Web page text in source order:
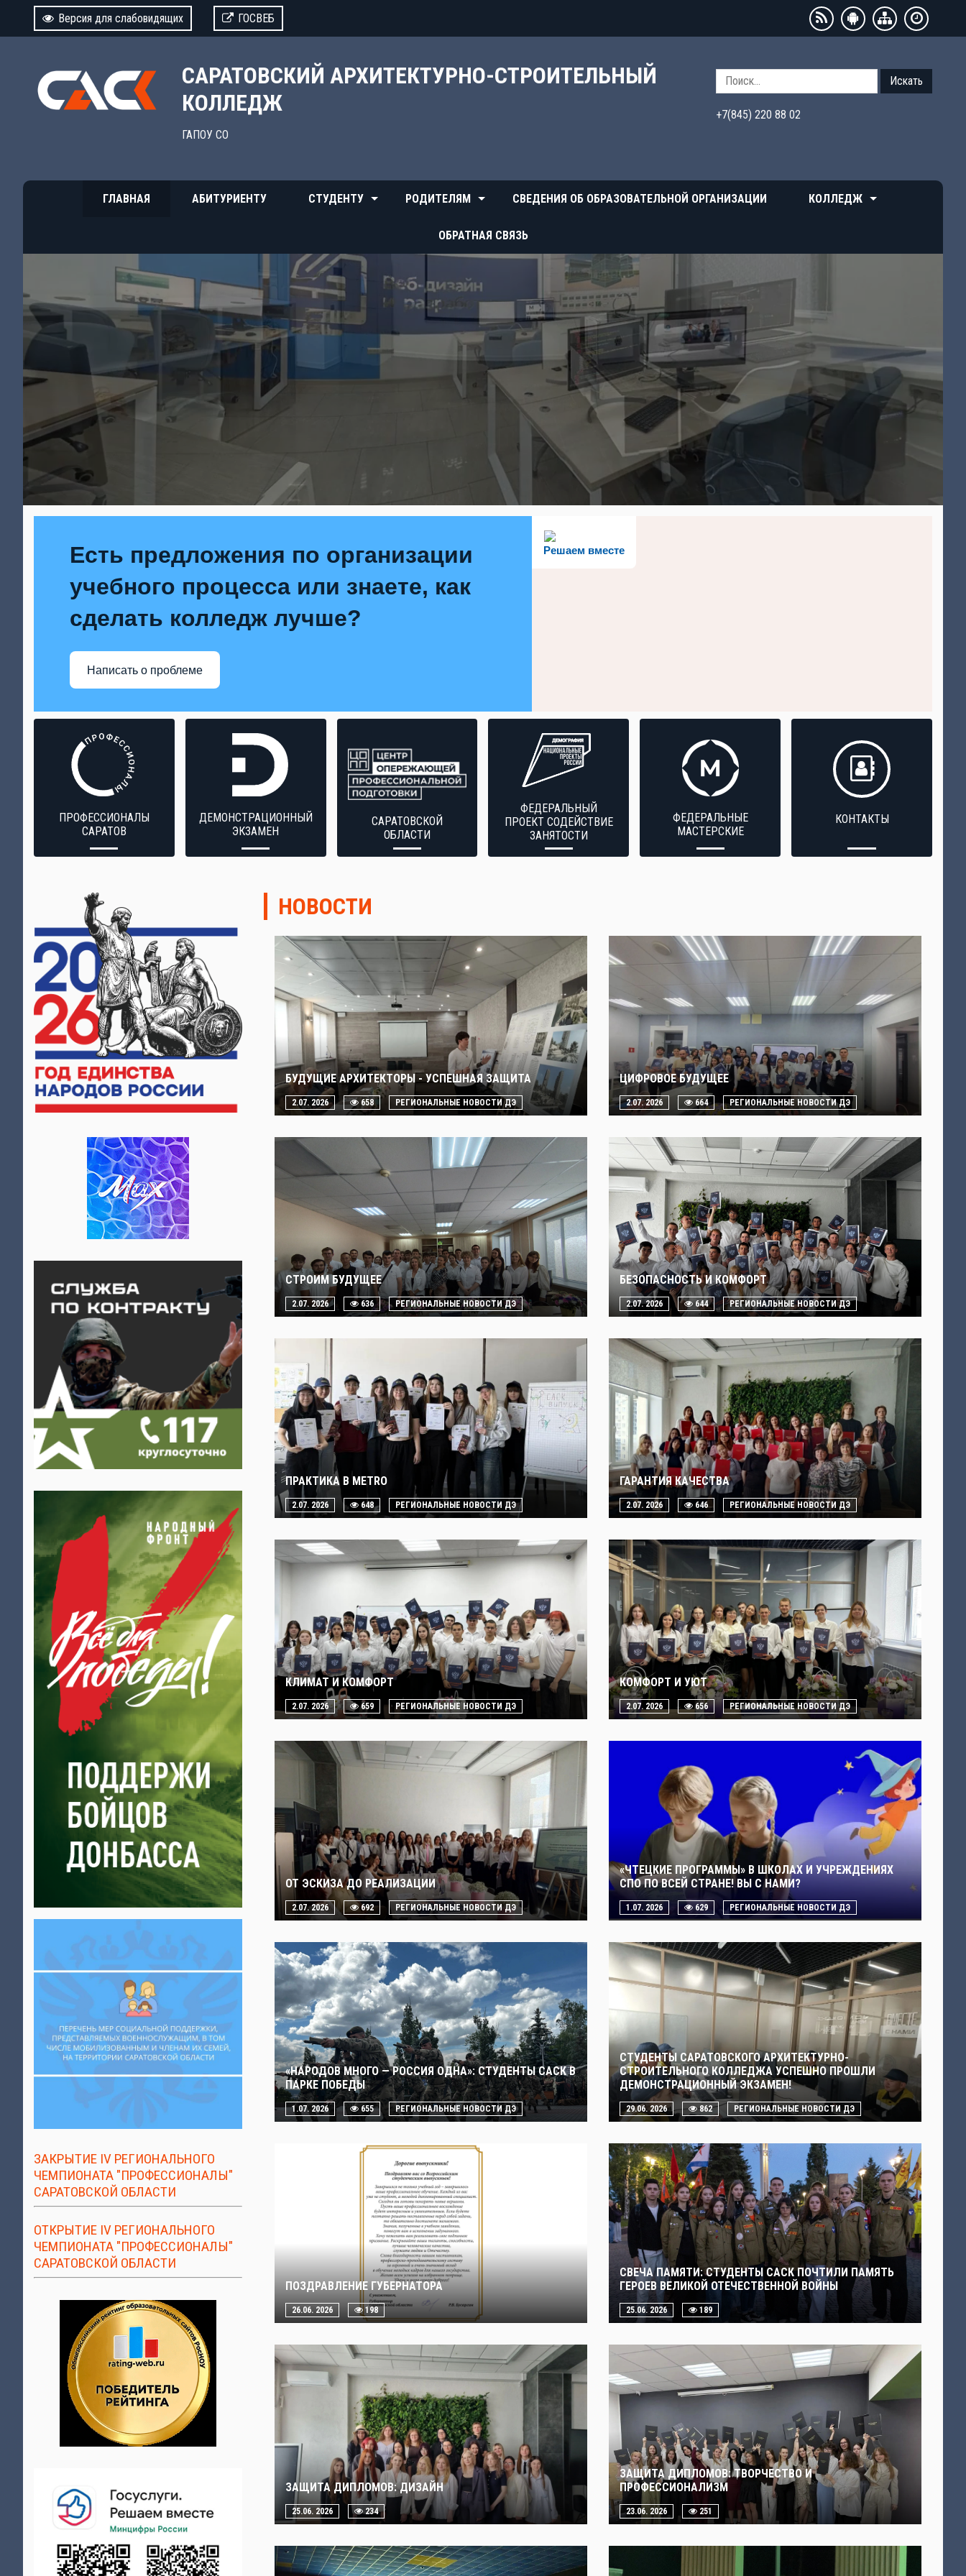
Версия для слабовидящих ГОСВЕБ
САРАТОВСКИЙ АРХИТЕКТУРНО-СТРОИТЕЛЬНЫЙ
КОЛЛЕДЖ
ГАПОУ СО
Искать
+7(845) 220 88 02
ГЛАВНАЯ АБИТУРИЕНТУ СТУДЕНТУ РОДИТЕЛЯМ СВЕДЕНИЯ ОБ ОБРАЗОВАТЕЛЬНОЙ ОРГАНИЗАЦИИ КОЛЛЕДЖ
ОБРАТНАЯ СВЯЗЬ
Решаем вместе
Есть предложения по организации
учебного процесса или знаете, как
сделать колледж лучше?
Написать о проблеме
ПРОФЕССИОНАЛЫ
САРАТОВ
ДЕМОНСТРАЦИОННЫЙ
ЭКЗАМЕН
САРАТОВСКОЙ
ОБЛАСТИ
ФЕДЕРАЛЬНЫЙ
ПРОЕКТ СОДЕЙСТВИЕ
ЗАНЯТОСТИ
ФЕДЕРАЛЬНЫЕ
МАСТЕРСКИЕ
КОНТАКТЫ
ЗАКРЫТИЕ IV РЕГИОНАЛЬНОГО
ЧЕМПИОНАТА "ПРОФЕССИОНАЛЫ"
САРАТОВСКОЙ ОБЛАСТИ
ОТКРЫТИЕ IV РЕГИОНАЛЬНОГО
ЧЕМПИОНАТА "ПРОФЕССИОНАЛЫ"
САРАТОВСКОЙ ОБЛАСТИ
НОВОСТИ
БУДУЩИЕ АРХИТЕКТОРЫ - УСПЕШНАЯ ЗАЩИТА
2.07. 2026 658 РЕГИОНАЛЬНЫЕ НОВОСТИ ДЭ
ЦИФРОВОЕ БУДУЩЕЕ
2.07. 2026 664 РЕГИОНАЛЬНЫЕ НОВОСТИ ДЭ
СТРОИМ БУДУЩЕЕ
2.07. 2026 636 РЕГИОНАЛЬНЫЕ НОВОСТИ ДЭ
БЕЗОПАСНОСТЬ И КОМФОРТ
2.07. 2026 644 РЕГИОНАЛЬНЫЕ НОВОСТИ ДЭ
ПРАКТИКА В METRO
2.07. 2026 648 РЕГИОНАЛЬНЫЕ НОВОСТИ ДЭ
ГАРАНТИЯ КАЧЕСТВА
2.07. 2026 646 РЕГИОНАЛЬНЫЕ НОВОСТИ ДЭ
КЛИМАТ И КОМФОРТ
2.07. 2026 659 РЕГИОНАЛЬНЫЕ НОВОСТИ ДЭ
КОМФОРТ И УЮТ
2.07. 2026 656 РЕГИОНАЛЬНЫЕ НОВОСТИ ДЭ
ОТ ЭСКИЗА ДО РЕАЛИЗАЦИИ
2.07. 2026 692 РЕГИОНАЛЬНЫЕ НОВОСТИ ДЭ
«ЧТЕЦКИЕ ПРОГРАММЫ» В ШКОЛАХ И УЧРЕЖДЕНИЯХ
СПО ПО ВСЕЙ СТРАНЕ! ВЫ С НАМИ?
1.07. 2026 629 РЕГИОНАЛЬНЫЕ НОВОСТИ ДЭ
«НАРОДОВ МНОГО — РОССИЯ ОДНА»: СТУДЕНТЫ САСК В
ПАРКЕ ПОБЕДЫ
1.07. 2026 655 РЕГИОНАЛЬНЫЕ НОВОСТИ ДЭ
СТУДЕНТЫ САРАТОВСКОГО АРХИТЕКТУРНО-
СТРОИТЕЛЬНОГО КОЛЛЕДЖА УСПЕШНО ПРОШЛИ
ДЕМОНСТРАЦИОННЫЙ ЭКЗАМЕН!
29.06. 2026 862 РЕГИОНАЛЬНЫЕ НОВОСТИ ДЭ
ПОЗДРАВЛЕНИЕ ГУБЕРНАТОРА
26.06. 2026 198
СВЕЧА ПАМЯТИ: СТУДЕНТЫ САСК ПОЧТИЛИ ПАМЯТЬ
ГЕРОЕВ ВЕЛИКОЙ ОТЕЧЕСТВЕННОЙ ВОЙНЫ
25.06. 2026 189
ЗАЩИТА ДИПЛОМОВ: ДИЗАЙН
25.06. 2026 234
ЗАЩИТА ДИПЛОМОВ: ТВОРЧЕСТВО И
ПРОФЕССИОНАЛИЗМ
23.06. 2026 251